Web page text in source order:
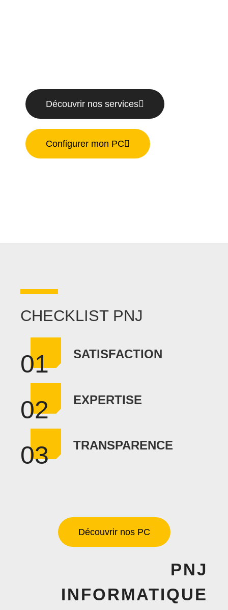
Découvrir nos services
Configurer mon PC
CHECKLIST PNJ
01 SATISFACTION
02 EXPERTISE
03 TRANSPARENCE
Découvrir nos PC
PNJ
INFORMATIQUE